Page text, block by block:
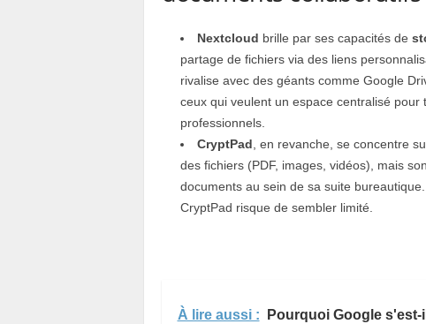
Nextcloud brille par ses capacités de
partage de fichiers via des liens
rivalise avec des géants comme Google
ceux qui veulent un espace centralisé
professionnels.
CryptPad , en revanche, se concentre
des fichiers (PDF, images, vidéos), mais
documents au sein de sa suite
CryptPad risque de sembler limité.
À lire aussi : Pourquoi Google